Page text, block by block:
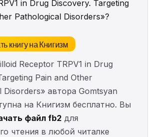
in Drug Discovery. Targeting
Pathological Disorders»?
книгу на Книгизм
Receptor TRPV1 in Drug
Pain and Other
Disorders» автора Gomtsyan
на Книгизм бесплатно. Вы
файл fb2 для
чтения в любой читалке